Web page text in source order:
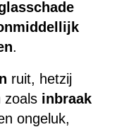
.
ruit, hetzij
zoals inbraak
ongeluk,